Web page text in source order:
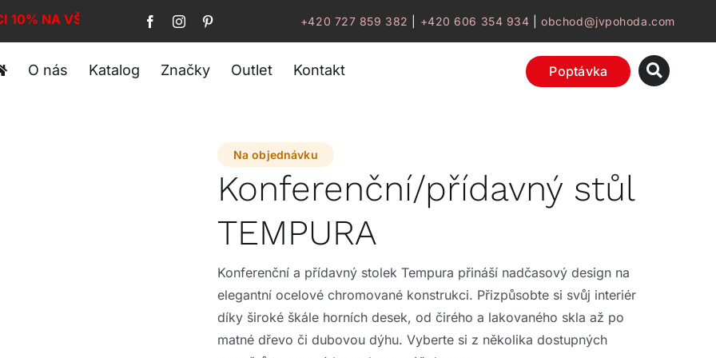
10% NA VŠE! +420 727 859 382 +420 606 354 934 |obchod@jvpohoda.com
O nás Katalog Značky Outlet Kontakt Poptávka
Na objednávku
Konferenční/přídavný stůl
TEMPURA
Konferenční a přídavný stolek Tempura přináší nadčasový design na
elegantní ocelové chromované konstrukci. Přizpůsobte si svůj interiér
díky široké škále horních desek, od čirého a lakovaného skla až po
matné dřevo či dubovou dýhu. Vyberte si z několika dostupných